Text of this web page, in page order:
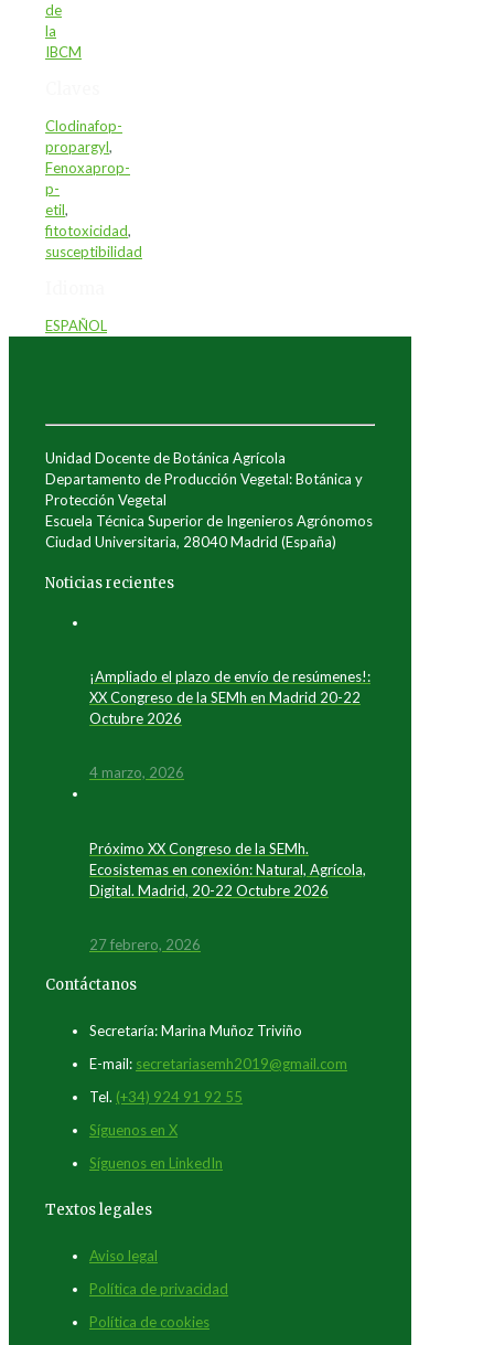
de
la
IBCM
Clodinafop-
propargyl,
Fenoxaprop-
p-
etil,
fitotoxicidad,
susceptibilidad
ESPAÑOL
Unidad Docente de Botánica Agrícola
Departamento de Producción Vegetal: Botánica y
Protección Vegetal
Escuela Técnica Superior de Ingenieros Agrónomos
Ciudad Universitaria, 28040 Madrid (España)
Noticias recientes
¡Ampliado el plazo de envío de resúmenes!:
XX Congreso de la SEMh en Madrid 20-22
Octubre 2026
4 marzo, 2026
Próximo XX Congreso de la SEMh.
Ecosistemas en conexión: Natural, Agrícola,
Digital. Madrid, 20-22 Octubre 2026
27 febrero, 2026
Contáctanos
Secretaría: Marina Muñoz Triviño
E-mail: secretariasemh2019@gmail.com
Tel. (+34) 924 91 92 55
Síguenos en X
Síguenos en LinkedIn
Textos legales
Aviso legal
Política de privacidad
Política de cookies